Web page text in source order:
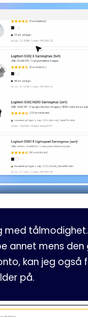
annet mens
kan jeg
på.